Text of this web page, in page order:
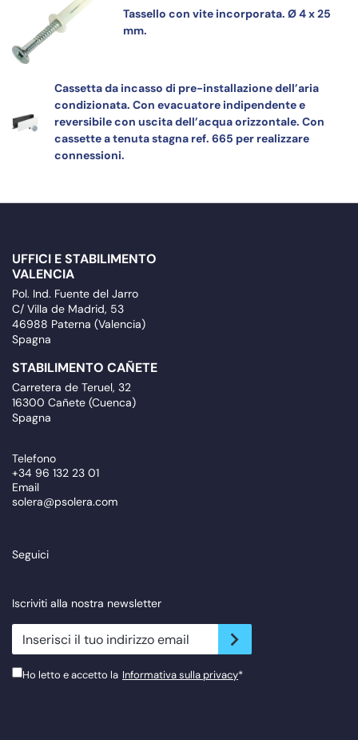
Tassello con vite incorporata. Ø 4 x 25
mm.
Cassetta da incasso di pre-installazione dell’aria
condizionata. Con evacuatore indipendente e
reversibile con uscita dell’acqua orizzontale. Con
cassette a tenuta stagna ref. 665 per realizzare
connessioni.
UFFICI E STABILIMENTO
VALENCIA
Pol. Ind. Fuente del Jarro
C/ Villa de Madrid, 53
46988 Paterna (Valencia)
Spagna
STABILIMENTO CAÑETE
Carretera de Teruel, 32
16300 Cañete (Cuenca)
Spagna
Telefono
+34 96 132 23 01
Email
solera@psolera.com
Seguici
Iscriviti alla nostra newsletter
newsletter.suscribe
Ho letto e accetto la Informativa sulla privacy*